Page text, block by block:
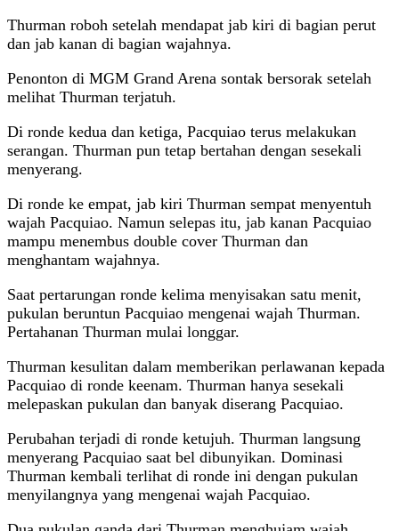
Thurman roboh setelah mendapat jab kiri di bagian perut
dan jab kanan di bagian wajahnya.
Penonton di MGM Grand Arena sontak bersorak setelah
melihat Thurman terjatuh.
Di ronde kedua dan ketiga, Pacquiao terus melakukan
serangan. Thurman pun tetap bertahan dengan sesekali
menyerang.
Di ronde ke empat, jab kiri Thurman sempat menyentuh
wajah Pacquiao. Namun selepas itu, jab kanan Pacquiao
mampu menembus double cover Thurman dan
menghantam wajahnya.
Saat pertarungan ronde kelima menyisakan satu menit,
pukulan beruntun Pacquiao mengenai wajah Thurman.
Pertahanan Thurman mulai longgar.
Thurman kesulitan dalam memberikan perlawanan kepada
Pacquiao di ronde keenam. Thurman hanya sesekali
melepaskan pukulan dan banyak diserang Pacquiao.
Perubahan terjadi di ronde ketujuh. Thurman langsung
menyerang Pacquiao saat bel dibunyikan. Dominasi
Thurman kembali terlihat di ronde ini dengan pukulan
menyilangnya yang mengenai wajah Pacquiao.